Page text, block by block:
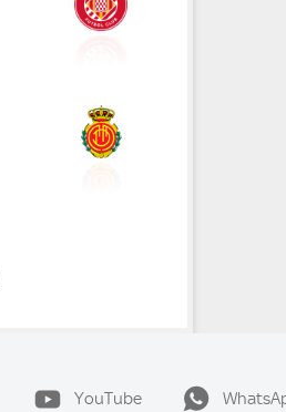
YouTube